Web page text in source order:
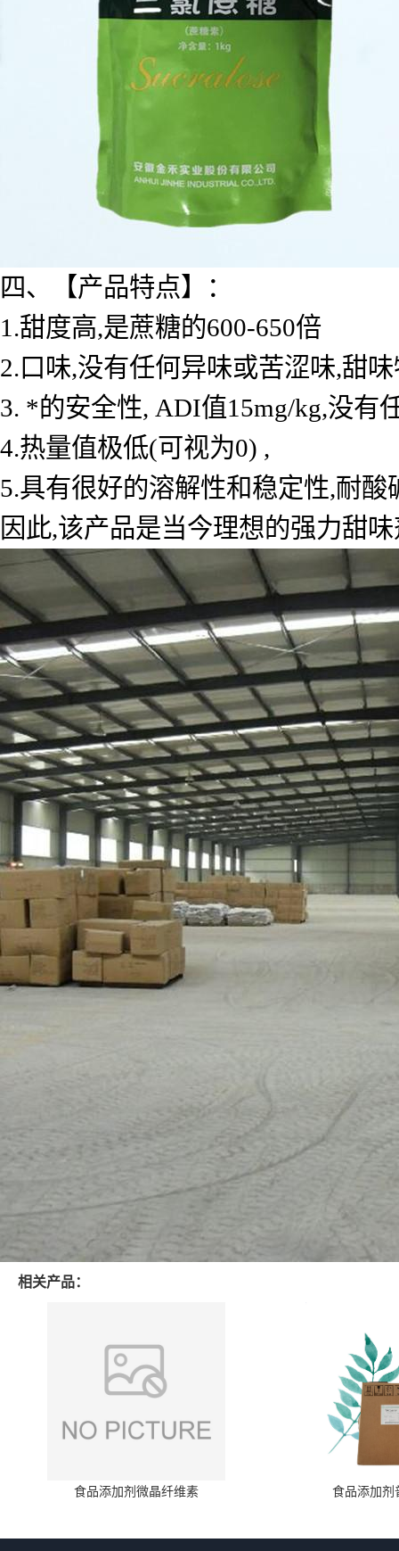
四、【产品特点】：
1.甜度高,是蔗糖的600-650倍
2.口味,没有任何异味或苦涩味,甜
3. *的安全性, ADI值15mg/kg,没有
4.热量值极低(可视为0) ,
5.具有很好的溶解性和稳定性,耐酸
因此,该产品是当今理想的强力甜味
相关产品：
食品添加剂微晶纤维素 食品添加剂